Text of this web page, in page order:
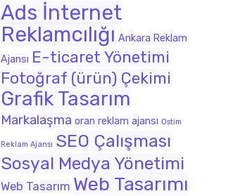
Ads İnternet
Reklamcılığı Ankara Reklam
Ajansı E-ticaret Yönetimi
Fotoğraf (ürün) Çekimi
Grafik Tasarım
Markalaşma oran reklam ajansı Ostim
Reklam Ajansı SEO Çalışması
Sosyal Medya Yönetimi
Web Tasarım Web Tasarımı